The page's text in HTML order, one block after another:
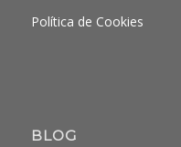
Política de Cookies
BLOG